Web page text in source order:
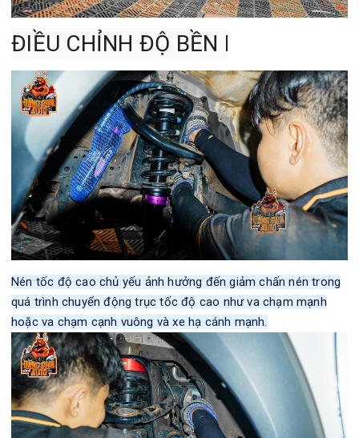
ĐIỀU CHỈNH ĐỘ BỀN LẠI
Nén tốc độ cao chủ yếu ảnh hưởng đến giảm chấn nén trong
quá trình chuyển động trục tốc độ cao như va chạm mạnh
hoặc va chạm cạnh vuông và xe hạ cánh mạnh.